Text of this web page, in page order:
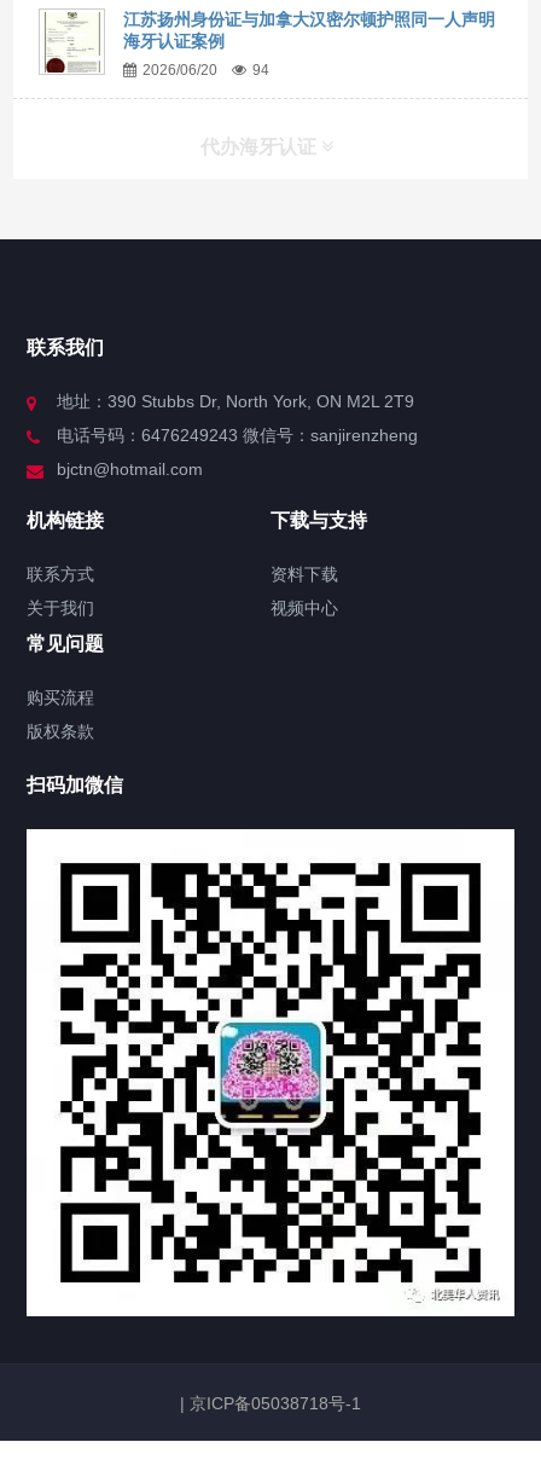
江苏扬州身份证与加拿大汉密尔顿护照同一人声明
海牙认证案例
2026/06/20 94
代办海牙认证
服务分类
签署类文件海牙认证程序费用
视频中心
热门标签 TAG
机构链接
联系方式 关于我们
下载与支持
资料下载 视频中心
常见问题
购买流程 版权条款
联系我们
地址：390 Stubbs Dr, North York, ON M2L 2T9
电话号码：6476249243 微信号：sanjirenzheng
bjctn@hotmail.com
机构链接
联系方式
关于我们
下载与支持
资料下载
视频中心
常见问题
购买流程
版权条款
扫码加微信
| 京ICP备05038718号-1